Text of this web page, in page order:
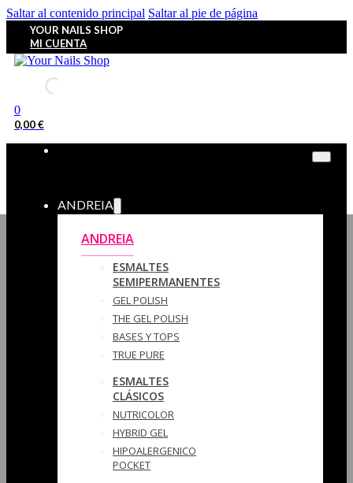
Saltar al contenido principal Saltar al pie de página
YOUR NAILS SHOP
MI CUENTA
0
0,00€
ANDREIA
ANDREIA
ESMALTES
SEMIPERMANENTES
GEL POLISH
THE GEL POLISH
BASES Y‎ TOPS
TRUE PURE
ESMALTES
CLÁSICOS
NUTRICOLOR
HYBRID GEL
HIPOALERGENICO
POCKET